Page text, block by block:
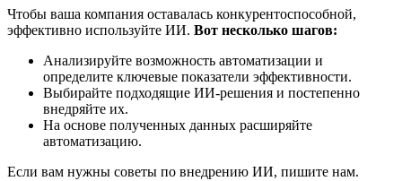
Чтобы ваша компания оставалась конкурентоспособной,
эффективно используйте ИИ. Вот несколько шагов:
Анализируйте возможность автоматизации и
определите ключевые показатели эффективности.
Выбирайте подходящие ИИ-решения и постепенно
внедряйте их.
На основе полученных данных расширяйте
автоматизацию.
Если вам нужны советы по внедрению ИИ, пишите нам.